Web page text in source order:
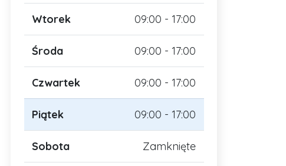
Wtorek 09:00 - 17:00
Środa 09:00 - 17:00
Czwartek 09:00 - 17:00
Piątek 09:00 - 17:00
Sobota Zamknięte